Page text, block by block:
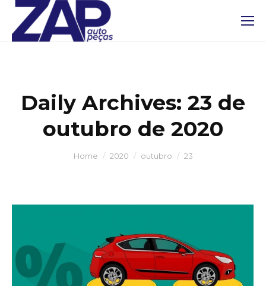
Daily Archives: 23 de
outubro de 2020
Home 2020 outubro 23